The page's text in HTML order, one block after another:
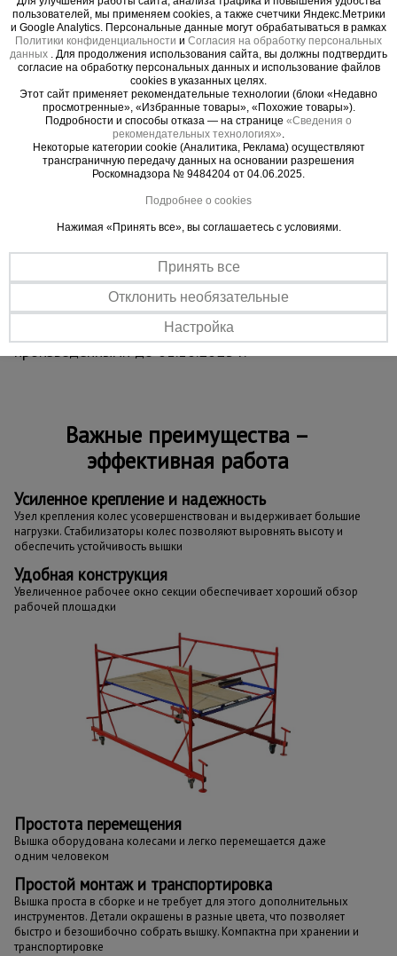
выдерживает общий вес до 250 кг.
ВАЖНО:при высоте вышки более 5 метров
рекомендуем использовать комплект
стабилизаторовдля обеспечения лучшей
устойчивости и безопасности проводимых на
вышке работ.
Обращаем ваше внимание, что в процессе
визуальные потертости, царапины и прочее, что
никак не влияет на ее эксплуатационные
характеристики и не признается браком.
ВНИМАНИЕ !!!Данная модель вышки с
измененным конструктивом не совместима для
наращивания с вышками ВСП "Промышленник",
произведенными до 01.10.2023 г.
Важные преимущества –
эффективная работа
Усиленное крепление и надежность
Узел крепления колес усовершенствован и выдерживает большие
нагрузки. Стабилизаторы колес позволяют выровнять высоту и
обеспечить устойчивость вышки
Удобная конструкция
Увеличенное рабочее окно секции обеспечивает хороший обзор
рабочей площадки
Простота перемещения
Вышка оборудована колесами и легко перемещается даже
одним человеком
Простой монтаж и транспортировка
Вышка проста в сборке и не требует для этого дополнительных
инструментов. Детали окрашены в разные цвета, что позволяет
быстро и безошибочно собрать вышку. Компактна при хранении и
транспортировке
пользователей, мы применяем cookies, а также счетчики Яндекс.Метрики
и Google Analytics. Персональные данные могут обрабатываться в рамках
Политики конфиденциальности и Согласия на обработку персональных
данных
. Для продолжения использования сайта, вы должны подтвердить
согласие на обработку персональных данных и использование файлов
cookies в указанных целях.
Этот сайт применяет рекомендательные технологии (блоки «Недавно
просмотренные», «Избранные товары», «Похожие товары»).
Подробности и способы отказа — на странице «Сведения о
рекомендательных технологиях»
Некоторые категории cookie (Аналитика, Реклама) осуществляют
трансграничную передачу данных на основании разрешения
Роскомнадзора № 9484204 от 04.06.2025.
Подробнее о cookies
Нажимая «Принять все», вы соглашаетесь с условиями.
Принять все
Отклонить необязательные
Настройка